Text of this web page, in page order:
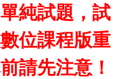
純試題，試
位課程版重
請先注意！